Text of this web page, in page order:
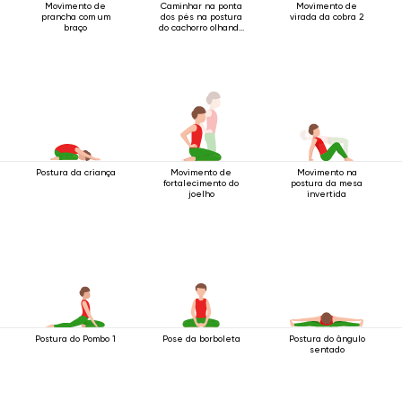
Movimento de
prancha com um
braço
Caminhar na ponta
dos pés na postura
do cachorro olhando
Movimento de
virada da cobra 2
Postura da criança
Movimento de
fortalecimento do
joelho
Movimento na
postura da mesa
invertida
Postura do Pombo 1 Pose da borboleta
Postura do ângulo
sentado